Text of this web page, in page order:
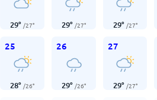
29° /27° 29° /27° 29° /27°
25
28° /26°
26
29° /26°
27
29° /27°